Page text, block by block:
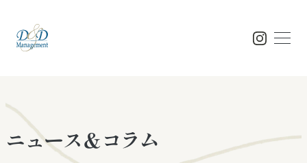
Top トップ
ニュース＆コラム